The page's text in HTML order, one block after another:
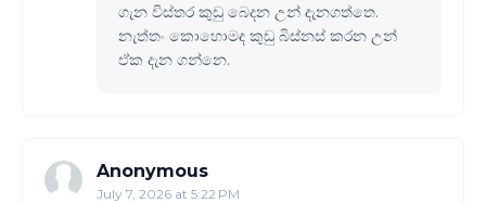
ගැන විස්තර කුඩු බෙදන උන් දැනගත්තෙ.
නැත්තං කොහොමද කුඩු බිස්නස් කරන උන්
ඒක දැන ගන්නෙ.
Anonymous
July 7, 2026 at 5:22 PM